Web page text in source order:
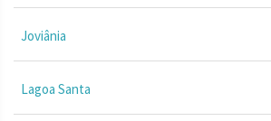
Joviânia
Lagoa Santa